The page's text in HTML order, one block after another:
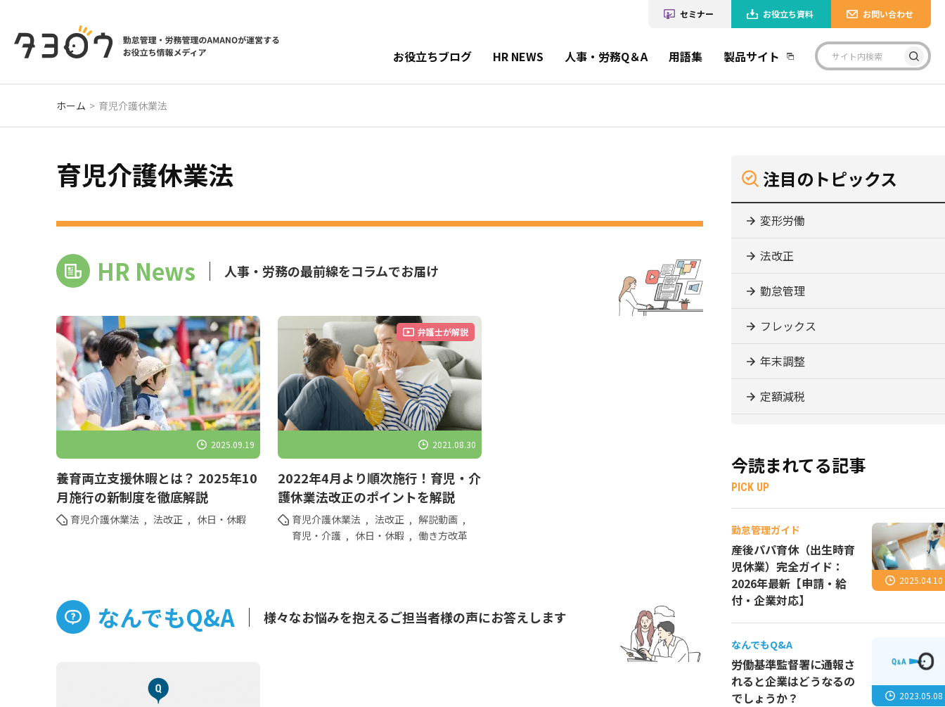
お役立ちブログ HR NEWS 人事・労務Q＆A 用語集 製品サイト
セミナー お役立ち資料 お問い合わせ
ホーム 育児介護休業法
育児介護休業法
HR News 人事・労務の最前線をコラムでお届け
2025.09.19
養育両立支援休暇とは？ 2025年10
月施行の新制度を徹底解説
育児介護休業法 , 法改正 , 休日・休暇
弁護士が解説
2021.08.30
2022年4月より順次施行！育児・介
護休業法改正のポイントを解説
育児介護休業法 , 法改正 , 解説動画 ,
育児・介護 , 休日・休暇 , 働き方改革
なんでもQ&A 様々なお悩みを抱えるご担当者様の声にお答えします
注目のトピックス
変形労働
法改正
勤怠管理
フレックス
年末調整
定額減税
今読まれてる記事
PICK UP
勤怠管理ガイド
産後パパ育休（出生時育
児休業）完全ガイド：
2026年最新【申請・給
付・企業対応】
2025.04.10
なんでもQ&A
労働基準監督署に通報さ
れると企業はどうなるの
でしょうか？
2023.05.08